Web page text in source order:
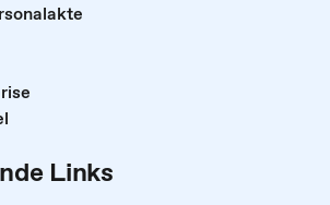
Links